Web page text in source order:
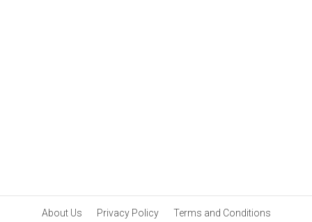
About Us Privacy Policy Terms and Conditions